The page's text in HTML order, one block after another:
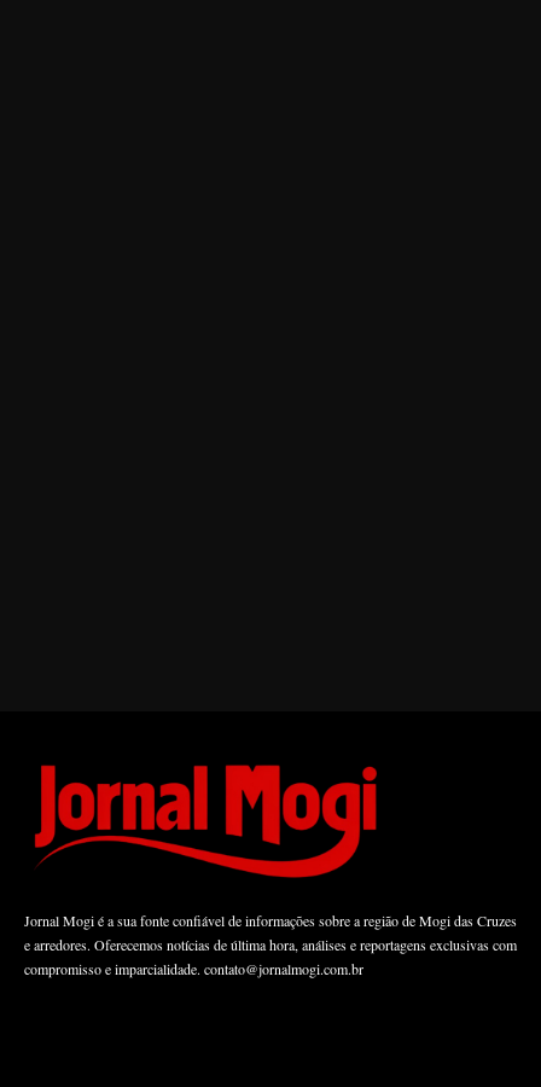
Jornal Mogi é a sua fonte confiável de informações sobre a região de Mogi das Cruzes
e arredores. Oferecemos notícias de última hora, análises e reportagens exclusivas com
compromisso e imparcialidade. contato@jornalmogi.com.br